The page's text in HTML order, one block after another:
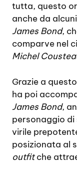
tutta, questo
anche da
James Bond,
comparve nel
Michel
Grazie a
ha poi
James Bond,
personaggio di
virile
posizionata al
outfitche